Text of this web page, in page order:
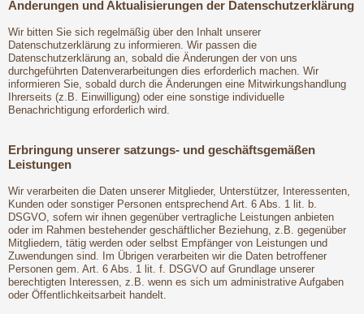
Änderungen und Aktualisierungen der Datenschutzerklärung
Wir bitten Sie sich regelmäßig über den Inhalt unserer
Datenschutzerklärung zu informieren. Wir passen die
Datenschutzerklärung an, sobald die Änderungen der von uns
durchgeführten Datenverarbeitungen dies erforderlich machen. Wir
informieren Sie, sobald durch die Änderungen eine Mitwirkungshandlung
Ihrerseits (z.B. Einwilligung) oder eine sonstige individuelle
Benachrichtigung erforderlich wird.
Erbringung unserer satzungs- und geschäftsgemäßen
Leistungen
Wir verarbeiten die Daten unserer Mitglieder, Unterstützer, Interessenten,
Kunden oder sonstiger Personen entsprechend Art. 6 Abs. 1 lit. b.
DSGVO, sofern wir ihnen gegenüber vertragliche Leistungen anbieten
oder im Rahmen bestehender geschäftlicher Beziehung, z.B. gegenüber
Mitgliedern, tätig werden oder selbst Empfänger von Leistungen und
Zuwendungen sind. Im Übrigen verarbeiten wir die Daten betroffener
Personen gem. Art. 6 Abs. 1 lit. f. DSGVO auf Grundlage unserer
berechtigten Interessen, z.B. wenn es sich um administrative Aufgaben
oder Öffentlichkeitsarbeit handelt.